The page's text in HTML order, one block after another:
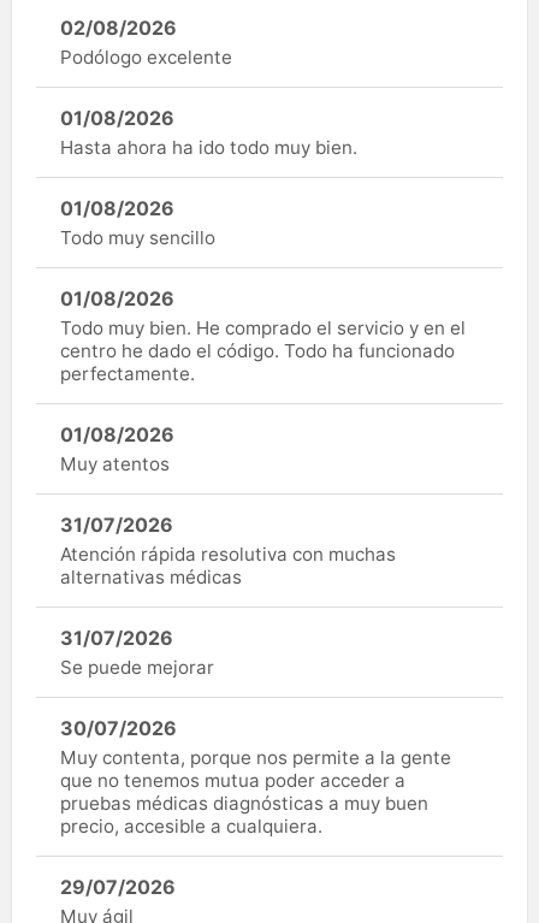
02/08/2026
Podólogo excelente
01/08/2026
Hasta ahora ha ido todo muy bien.
01/08/2026
Todo muy sencillo
01/08/2026
Todo muy bien. He comprado el servicio y en el
centro he dado el código. Todo ha funcionado
perfectamente.
01/08/2026
Muy atentos
31/07/2026
Atención rápida resolutiva con muchas
alternativas médicas
31/07/2026
Se puede mejorar
30/07/2026
Muy contenta, porque nos permite a la gente
que no tenemos mutua poder acceder a
pruebas médicas diagnósticas a muy buen
precio, accesible a cualquiera.
29/07/2026
Muy ágil